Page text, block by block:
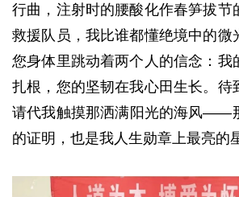
行曲，注射时的腰酸化作春笋拔节
救援队员，我比谁都懂绝境中的微
您身体里跳动着两个人的信念：我
扎根，您的坚韧在我心田生长。待
请代我触摸那洒满阳光的海风——
的证明，也是我人生勋章上最亮的